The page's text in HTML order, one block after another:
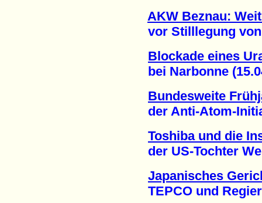
AKW Beznau:
vor Stilllegung von
Blockade eines
bei Narbonne
Bundesweite
der Anti-Atom-
Toshiba und die
der US-Tochter
Japanisches
TEPCO und